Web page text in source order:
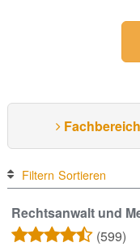
Filtern Sortieren
Rechtsanwalt und
(599)